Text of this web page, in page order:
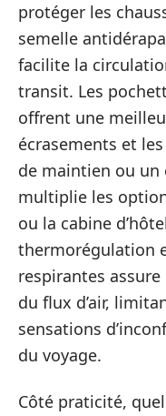
protéger les
semelle
facilite la
transit. Les
offrent une
écrasements et
de maintien ou un
multiplie les
ou la cabine
thermorégulation
respirantes
du flux d’air,
sensations
du voyage.
Côté praticité,